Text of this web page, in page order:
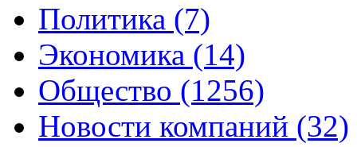
Политика (7)
Экономика (14)
Общество (1256)
Новости компаний (32)